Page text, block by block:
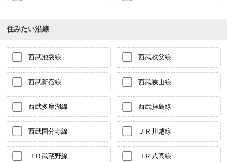
住みたい沿線
西武池袋線 西武秩父線
西武新宿線 西武狭山線
西武多摩湖線 西武拝島線
西武国分寺線 ＪＲ川越線
ＪＲ武蔵野線 ＪＲ八高線